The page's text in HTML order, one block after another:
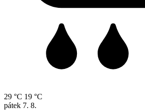
29 °C 19 °C
pátek 7. 8.